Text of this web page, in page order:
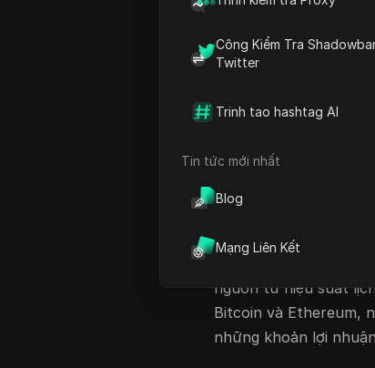
Công Kiểm Tra
Twitter
Trinh tao hashtag AI
Tin tức mới nhất
Blog
Mạng Liên Kết
Vai Trò Của Quy Định
Câu Hỏi Thường Gặp
Tình Hình Thị
XRP hiện đang được
giá của nó dao động
mua XRP ở mức giá
giá trị cao hơn,
nguồn từ hiệu suất
Bitcoin và Ethereum,
những khoản lợi